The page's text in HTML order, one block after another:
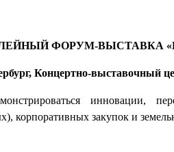
ФОРУМ-ВЫСТАВКА
Концертно-
инновации,
корпоративных закупок и